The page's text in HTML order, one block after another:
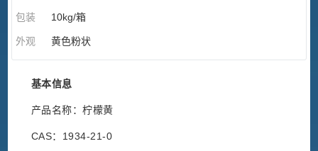
包装 10kg/箱
外观 黄色粉状
基本信息
产品名称：柠檬黄
CAS：1934-21-0